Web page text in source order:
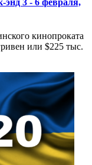
кинопроката
или $225 тыс.